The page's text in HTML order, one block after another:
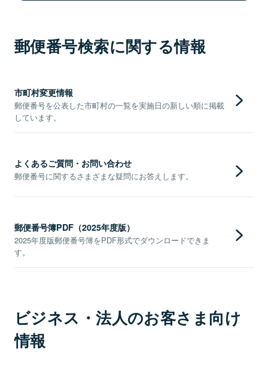
郵便番号検索に関する情報
市町村変更情報
郵便番号を公表した市町村の一覧を実施日の新しい順に掲載
しています。
よくあるご質問・お問い合わせ
郵便番号に関するさまざまな疑問にお答えします。
郵便番号簿PDF（2025年度版）
2025年度版郵便番号簿をPDF形式でダウンロードできま
す。
ビジネス・法人のお客さま向け
情報